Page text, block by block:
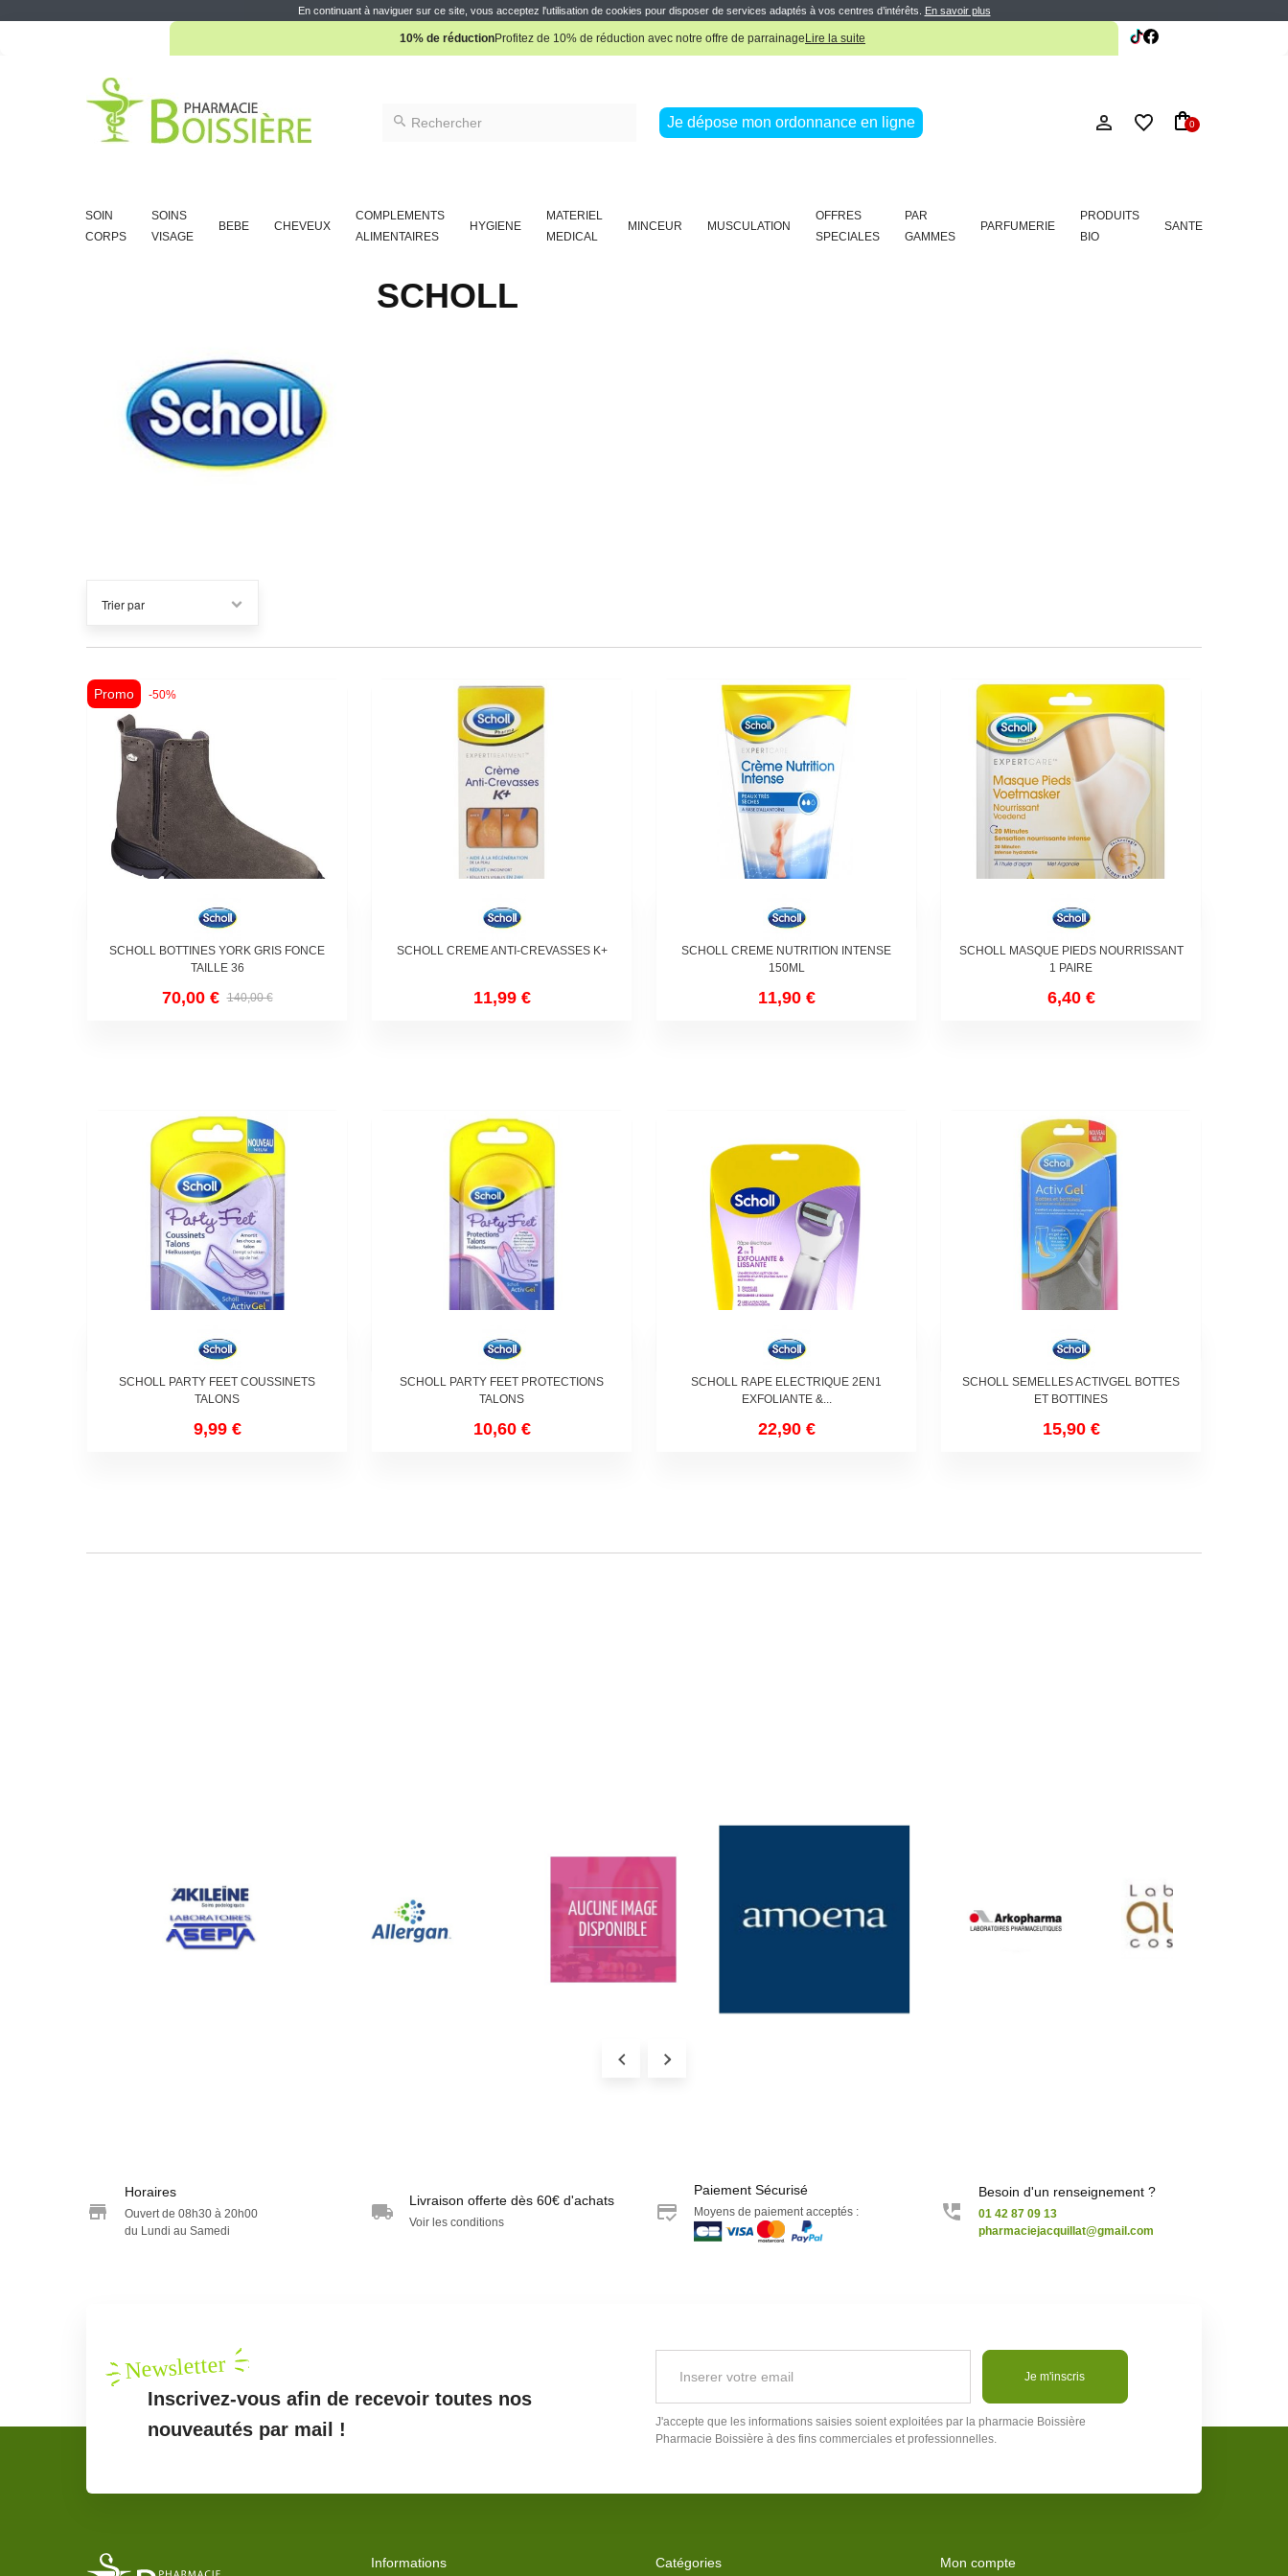
En continuant à naviguer sur ce site, vous acceptez l'utilisation de cookies pour disposer de services adaptés à vos centres d’intérêts. En savoir plus
Pharmacie Boissière Française
10% de réductionProfitez de 10% de réduction avec notre offre de parrainage Lire la suite
Je dépose mon ordonnance en ligne 0
SOIN
CORPS
SOINS
VISAGE
BEBE CHEVEUX
COMPLEMENTS
ALIMENTAIRES
HYGIENE
MATERIEL
MEDICAL
MINCEUR MUSCULATION
OFFRES
SPECIALES
PAR
GAMMES
PARFUMERIE
PRODUITS
BIO
SANTE
SCHOLL
Promo -50%
SCHOLL BOTTINES YORK GRIS FONCE
TAILLE 36
70,00 € 140,00 €
SCHOLL CREME ANTI-CREVASSES K+
11,99 €
SCHOLL CREME NUTRITION INTENSE
150ML
11,90 €
SCHOLL MASQUE PIEDS NOURRISSANT
1 PAIRE
6,40 €
SCHOLL PARTY FEET COUSSINETS
TALONS
9,99 €
SCHOLL PARTY FEET PROTECTIONS
TALONS
10,60 €
SCHOLL RAPE ELECTRIQUE 2EN1
EXFOLIANTE &...
22,90 €
SCHOLL SEMELLES ACTIVGEL BOTTES
ET BOTTINES
15,90 €
Horaires
Ouvert de 08h30 à 20h00
du Lundi au Samedi
Livraison offerte dès 60€ d'achats
Voir les conditions
Paiement Sécurisé
Moyens de paiement acceptés :
Besoin d'un renseignement ?
01 42 87 09 13
pharmaciejacquillat@gmail.com
Newsletter
Inscrivez-vous afin de recevoir toutes nos
nouveautés par mail !
Je m'inscris
J'accepte que les informations saisies soient exploitées par la pharmacie Boissière
Pharmacie Boissière à des fins commerciales et professionnelles.
Informations Catégories Mon compte